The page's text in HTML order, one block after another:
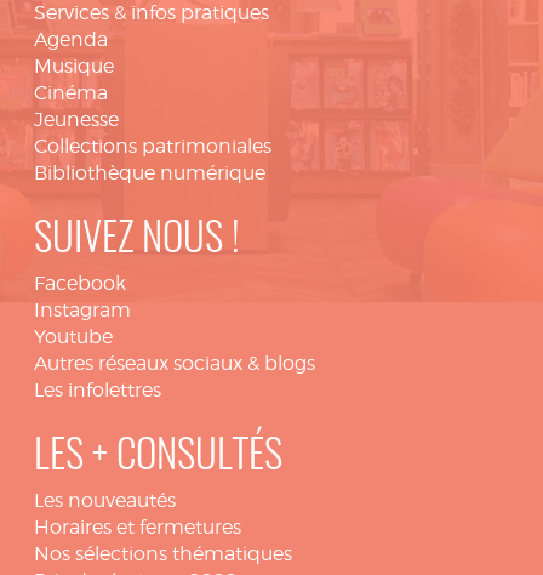
Services & infos pratiques
Agenda
Musique
Cinéma
Jeunesse
Collections patrimoniales
Bibliothèque numérique
SUIVEZ NOUS !
Facebook
Instagram
Youtube
Autres réseaux sociaux & blogs
Les infolettres
LES + CONSULTÉS
Les nouveautés
Horaires et fermetures
Nos sélections thématiques